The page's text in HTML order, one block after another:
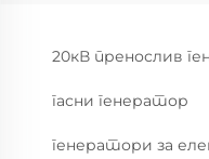
20кВ пренослив
гасни генератор
генератори за